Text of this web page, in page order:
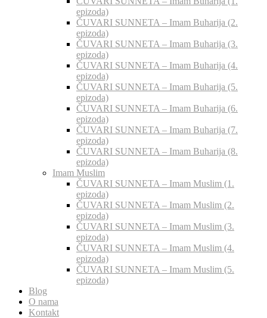
epizoda)
ČUVARI SUNNETA – Imam Buharija (2.
epizoda)
ČUVARI SUNNETA – Imam Buharija (3.
epizoda)
ČUVARI SUNNETA – Imam Buharija (4.
epizoda)
ČUVARI SUNNETA – Imam Buharija (5.
epizoda)
ČUVARI SUNNETA – Imam Buharija (6.
epizoda)
ČUVARI SUNNETA – Imam Buharija (7.
epizoda)
ČUVARI SUNNETA – Imam Buharija (8.
epizoda)
Imam Muslim
ČUVARI SUNNETA – Imam Muslim (1.
epizoda)
ČUVARI SUNNETA – Imam Muslim (2.
epizoda)
ČUVARI SUNNETA – Imam Muslim (3.
epizoda)
ČUVARI SUNNETA – Imam Muslim (4.
epizoda)
ČUVARI SUNNETA – Imam Muslim (5.
epizoda)
Blog
O nama
Kontakt